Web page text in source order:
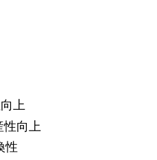
上
性向上
性